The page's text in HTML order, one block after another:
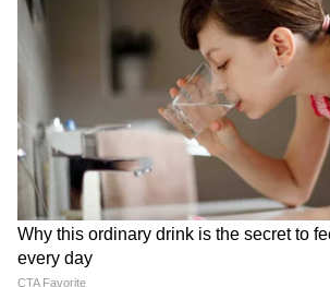
Chat Gpt
जेड प्लांट
जेड प्लांट अपनी सुंदर छोटी पत्तियों
का केंद्र होता है। ये आसानी से छोटे
है। आप इसे आसानी से छोटी से लेकर